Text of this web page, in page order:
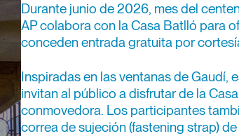
Durante junio de 2026, mes del
AP colabora con la Casa Batlló para
conceden entrada gratuita por
Inspiradas en las ventanas de Gaudí,
invitan al público a disfrutar de la
conmovedora. Los participantes
correa de sujeción (fastening strap) de